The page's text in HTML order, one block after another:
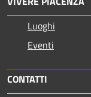
Luoghi
Eventi
CONTATTI